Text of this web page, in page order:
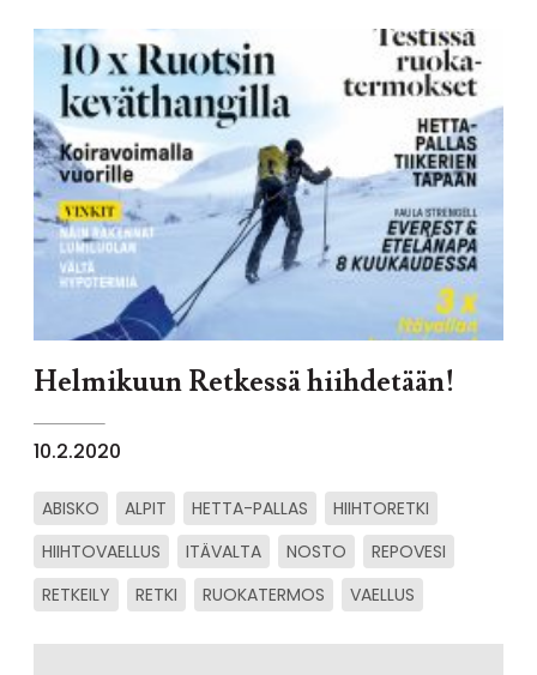
Helmikuun Retkessä hiihdetään!
10.2.2020
ABISKO ALPIT HETTA-PALLAS
HIIHTORETKI
HIIHTOVAELLUS
ITÄVALTA NOSTO
REPOVESI
RETKEILY
RETKI RUOKATERMOS VAELLUS